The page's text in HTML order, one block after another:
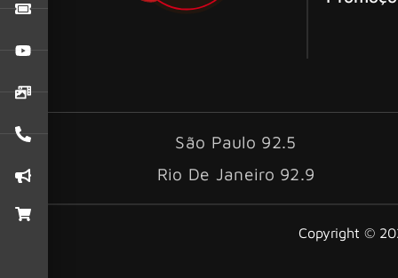
São Paulo 92.5
Rio De Janeiro 92.9
Copyright ©